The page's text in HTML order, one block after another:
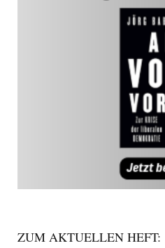
ZUM AKTUELLEN HEFT: